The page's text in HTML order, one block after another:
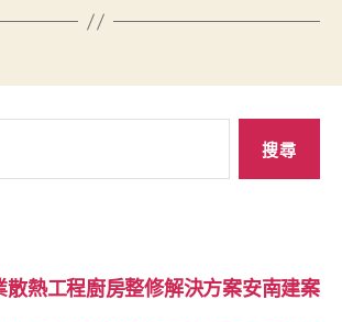
散熱工程廚房整修解決方案安南建案